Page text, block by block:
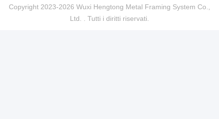
Copyright 2023-2026 Wuxi Hengtong Metal Framing System Co.,
Ltd. . Tutti i diritti riservati.